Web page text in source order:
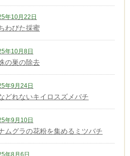
年10月22日
わびた採蜜
年10月8日
の巣の除去
年9月24日
どれないキイロスズメバチ
年9月10日
ムグラの花粉を集めるミツバチ
年8月6日